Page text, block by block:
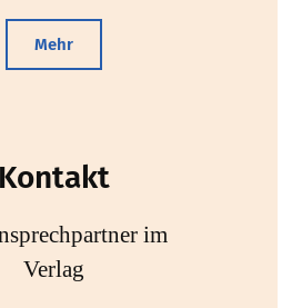
Mehr
Kontakt
im
Verlag